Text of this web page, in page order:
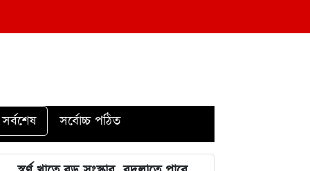
সর্বশেষ সর্বোচ্চ পঠিত